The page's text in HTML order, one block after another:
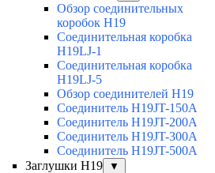
Обзор соединительных
коробок H19
Соединительная коробка
H19LJ-1
Соединительная коробка
H19LJ-5
Обзор соединителей H19
Соединитель H19JT-150A
Соединитель H19JT-200A
Соединитель H19JT-300A
Соединитель H19JT-500A
Заглушки H19
▼